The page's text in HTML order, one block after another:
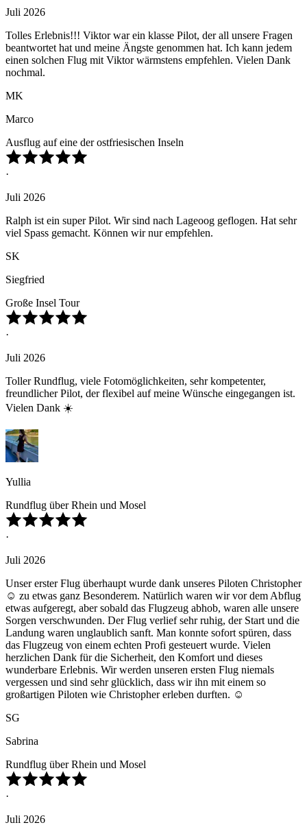
Juli 2026
Tolles Erlebnis!!! Viktor war ein klasse Pilot, der all unsere Fragen
beantwortet hat und meine Ängste genommen hat. Ich kann jedem
einen solchen Flug mit Viktor wärmstens empfehlen. Vielen Dank
nochmal.
MK
Marco
Ausflug auf eine der ostfriesischen Inseln
·
Juli 2026
Ralph ist ein super Pilot. Wir sind nach Lageoog geflogen. Hat sehr
viel Spass gemacht. Können wir nur empfehlen.
SK
Siegfried
Große Insel Tour
·
Juli 2026
Toller Rundflug, viele Fotomöglichkeiten, sehr kompetenter,
freundlicher Pilot, der flexibel auf meine Wünsche eingegangen ist.
Vielen Dank ☀️
Yullia
Rundflug über Rhein und Mosel
·
Juli 2026
Unser erster Flug überhaupt wurde dank unseres Piloten Christopher
☺️ zu etwas ganz Besonderem. Natürlich waren wir vor dem Abflug
etwas aufgeregt, aber sobald das Flugzeug abhob, waren alle unsere
Sorgen verschwunden. Der Flug verlief sehr ruhig, der Start und die
Landung waren unglaublich sanft. Man konnte sofort spüren, dass
das Flugzeug von einem echten Profi gesteuert wurde. Vielen
herzlichen Dank für die Sicherheit, den Komfort und dieses
wunderbare Erlebnis. Wir werden unseren ersten Flug niemals
vergessen und sind sehr glücklich, dass wir ihn mit einem so
großartigen Piloten wie Christopher erleben durften. ☺️
SG
Sabrina
Rundflug über Rhein und Mosel
·
Juli 2026